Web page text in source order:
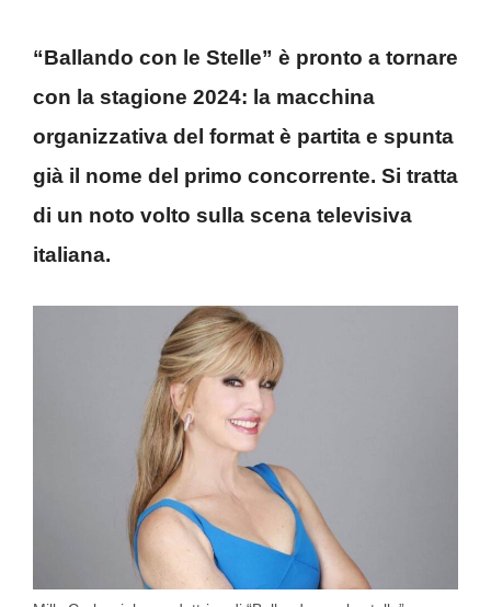
“Ballando con le Stelle” è pronto a tornare
con la stagione 2024: la macchina
organizzativa del format è partita e spunta
già il nome del primo concorrente. Si tratta
di un noto volto sulla scena televisiva
italiana.